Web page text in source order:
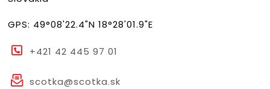
GPS: 49°08'22.4"N 18°28'01.9"E
+421 42 445 97 01
scotka@scotka.sk